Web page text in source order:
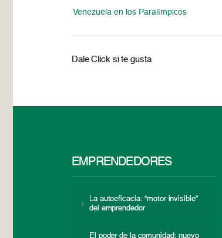
Venezuela en los Paralímpicos
Dale Click si te gusta
EMPRENDEDORES
La autoeficacia: “motor invisible”
del emprendedor
El poder de la comunidad: nuevo